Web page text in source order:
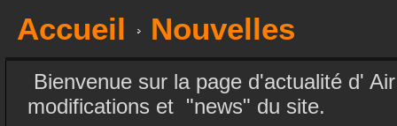
Accueil Nouvelles
Bienvenue sur la page d'actualité d'
modifications et "news" du site.